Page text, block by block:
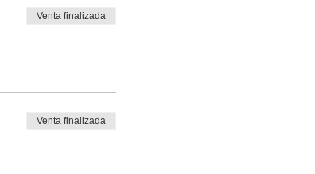
Venta finalizada
Venta finalizada